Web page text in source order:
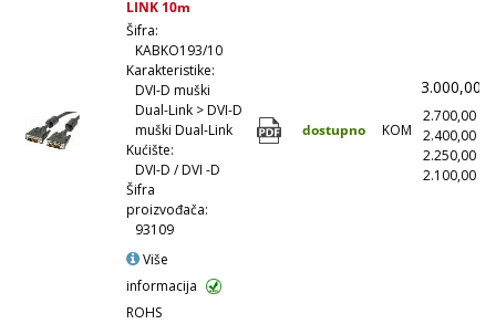
LINK 10m
Šifra:
KABKO193/10
Karakteristike:
DVI-D muški
Dual-Link > DVI-D
muški Dual-Link
Kućište:
DVI-D / DVI -D
Šifra
proizvođača:
93109
Više
informacija
ROHS
dostupno KOM
3.000,00
2.700,00
2.400,00
2.250,00
2.100,00